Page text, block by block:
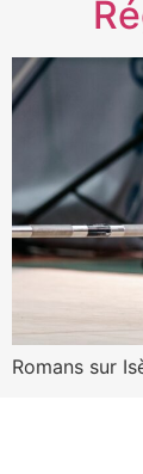
Romans sur